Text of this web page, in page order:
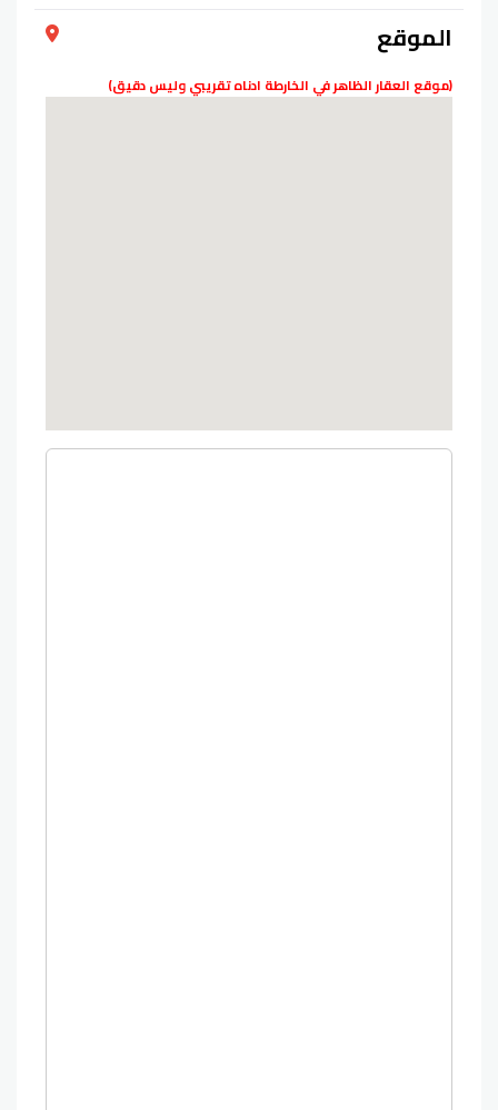
الموقع
(موقع العقار الظاهر في الخارطة ادناه تقريبي وليس دقيق)